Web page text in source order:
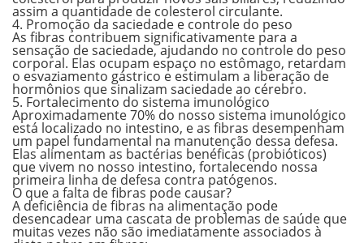
assim a quantidade de colesterol circulante.
4. Promoção da saciedade e controle do peso
As fibras contribuem significativamente para a
sensação de saciedade, ajudando no controle do peso
corporal. Elas ocupam espaço no estômago, retardam
o esvaziamento gástrico e estimulam a liberação de
hormônios que sinalizam saciedade ao cérebro.
5. Fortalecimento do sistema imunológico
Aproximadamente 70% do nosso sistema imunológico
está localizado no intestino, e as fibras desempenham
um papel fundamental na manutenção dessa defesa.
Elas alimentam as bactérias benéficas (probióticos)
que vivem no nosso intestino, fortalecendo nossa
primeira linha de defesa contra patógenos.
O que a falta de fibras pode causar?
A deficiência de fibras na alimentação pode
desencadear uma cascata de problemas de saúde que
muitas vezes não são imediatamente associados à